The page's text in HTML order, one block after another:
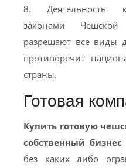
8. Деятельность
законами Чешской
разрешают все виды
противоречит
страны.
Готовая
Купить готовую
собственный
без каких либо